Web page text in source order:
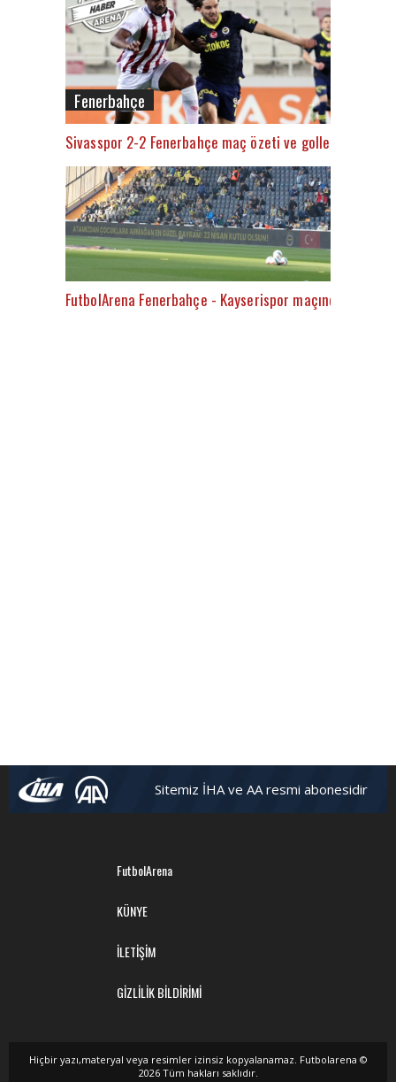
Fenerbahçe
Sivasspor 2-2 Fenerbahçe maç özeti ve golleri (İZLE)
FutbolArena Fenerbahçe - Kayserispor maçında
Sitemiz İHA ve AA resmi abonesidir
FutbolArena
KÜNYE
İLETİŞİM
GİZLİLİK BİLDİRİMİ
Hiçbir yazı,materyal veya resimler izinsiz kopyalanamaz. Futbolarena ©
2026 Tüm hakları saklıdır.